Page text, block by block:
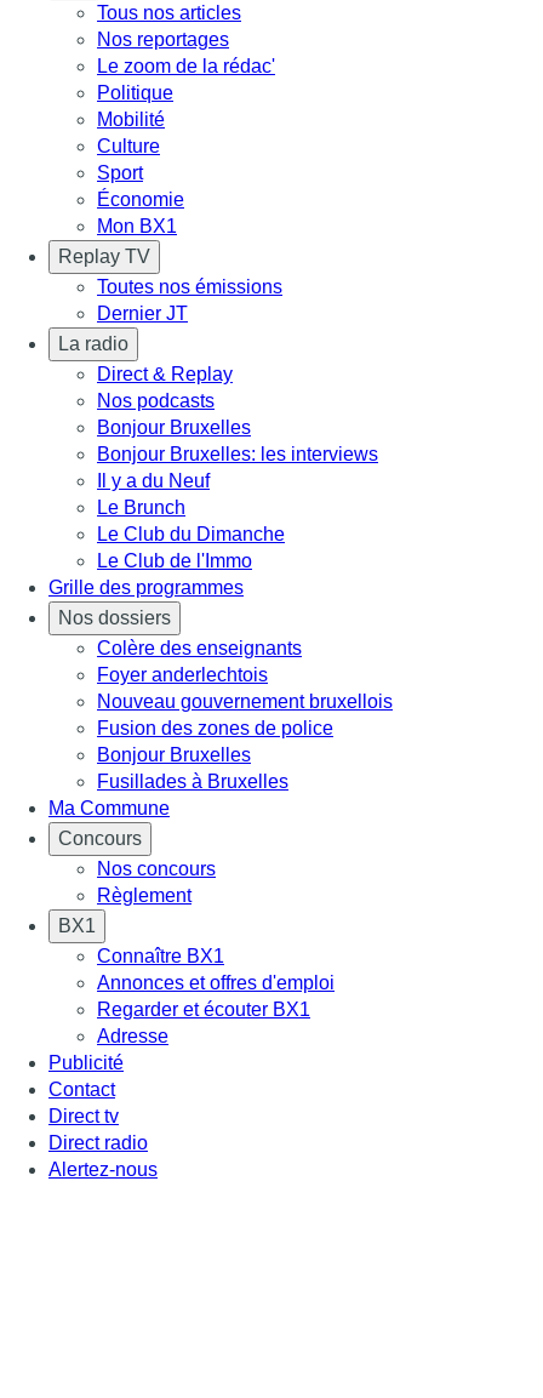
Tous nos articles
Nos reportages
Le zoom de la rédac'
Politique
Mobilité
Culture
Sport
Économie
Mon BX1
Replay TV
Toutes nos émissions
Dernier JT
La radio
Direct & Replay
Nos podcasts
Bonjour Bruxelles
Bonjour Bruxelles: les interviews
Il y a du Neuf
Le Brunch
Le Club du Dimanche
Le Club de l'Immo
Grille des programmes
Nos dossiers
Colère des enseignants
Foyer anderlechtois
Nouveau gouvernement bruxellois
Fusion des zones de police
Bonjour Bruxelles
Fusillades à Bruxelles
Ma Commune
Concours
Nos concours
Règlement
BX1
Connaître BX1
Annonces et offres d'emploi
Regarder et écouter BX1
Adresse
Publicité
Contact
Direct tv
Direct radio
Alertez-nous